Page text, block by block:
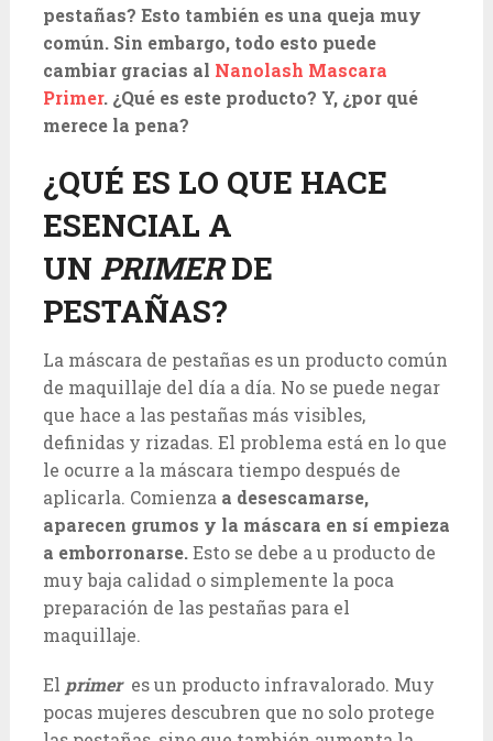
pestañas? Esto también es una queja muy
común. Sin embargo, todo esto puede
cambiar gracias al Nanolash Mascara
Primer. ¿Qué es este producto? Y, ¿por qué
merece la pena?
¿QUÉ ES LO QUE HACE
ESENCIAL A
UN PRIMERDE
PESTAÑAS?
La máscara de pestañas es un producto común
de maquillaje del día a día. No se puede negar
que hace a las pestañas más visibles,
definidas y rizadas. El problema está en lo que
le ocurre a la máscara tiempo después de
aplicarla. Comienza a desescamarse,
aparecen grumos y la máscara en sí empieza
a emborronarse.Esto se debe a u producto de
muy baja calidad o simplemente la poca
preparación de las pestañas para el
maquillaje.
El primer es un producto infravalorado. Muy
pocas mujeres descubren que no solo protege